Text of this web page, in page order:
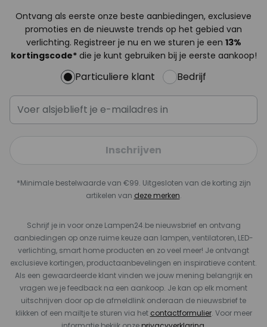
Ontvang als eerste onze beste aanbiedingen, exclusieve
promoties en de nieuwste trends op het gebied van
verlichting. Registreer je nu en we sturen je een 13%
kortingscode*die je kunt gebruiken bij je eerste aankoop!
Particuliere klant Bedrijf
Inschrijven
*Minimale bestelwaarde van €99. Uitgesloten van de korting zijn
artikelen van deze merken.
Schrijf je in voor onze Lampen24.be nieuwsbrief en ontvang
aanbiedingen op onze ruime keuze aan lampen, ventilatoren, LED-
verlichting, smart home producten en zo veel meer! Je ontvangt
exclusieve kortingen, productaanbevelingen en inspiratieve content.
Als een gewaardeerde klant vinden we jouw mening belangrijk en
vragen we je feedback na een aankoop. Je kan op elk moment
uitschrijven door op de afmeldlink onderaan de nieuwsbrief te
klikken of een mailtje te sturen via het contactformulier. Voor meer